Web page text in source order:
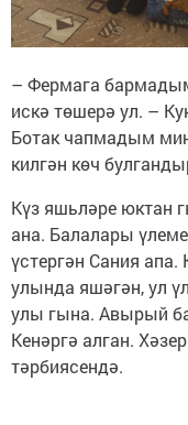
– Фермага
искә төшерә ул. –
Ботак чапмадым
килгән көч
Күз яшьләре юктан
ана. Балалары
үстергән Сания
улында яшәгән, ул
улы гына. Авырый
Кенәргә алган.
тәрбиясендә.